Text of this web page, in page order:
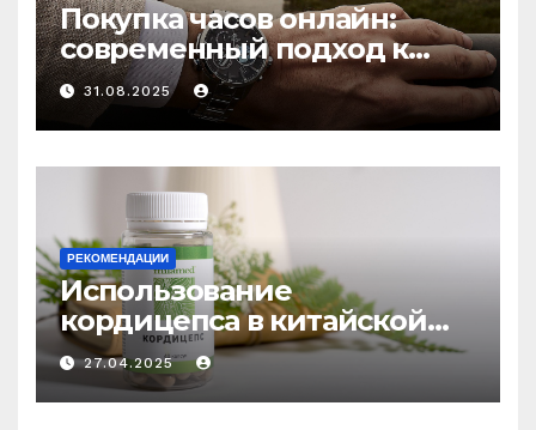
Покупка часов онлайн:
современный подход к
выбору аксессуаров
31.08.2025
РЕКОМЕНДАЦИИ
Использование
кордицепса в китайской
медицине: природное
средство против усталости
и истощения
27.04.2025